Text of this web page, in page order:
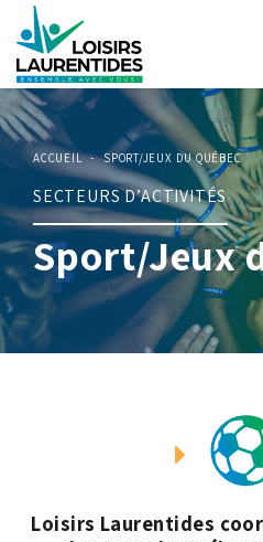
ACCUEIL - SPORT/JEUX DU QUÉBEC
SECTEURS D’ACTIVITÉS
Sport/Jeux
Loisirs Laurentides